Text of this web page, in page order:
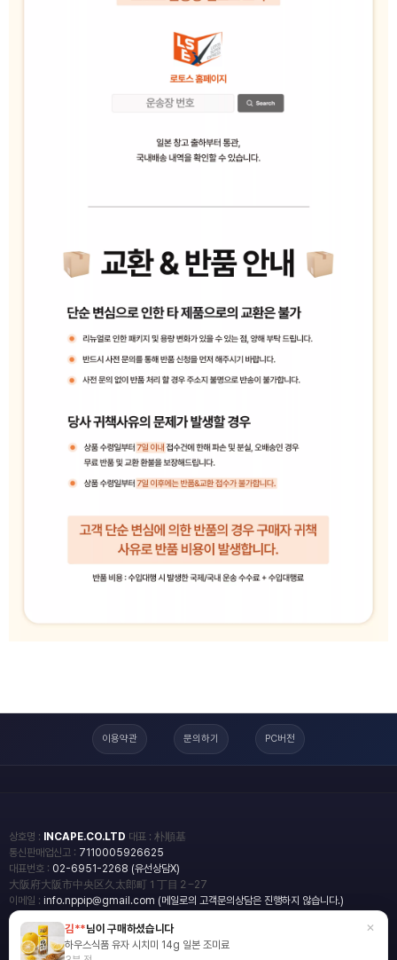
이용약관 문의하기 PC버전
상호명 : INCAPE.CO.LTD 대표 : 朴順基
통신판매업신고 : 7110005926625
대표번호 : 02-6951-2268 (유선상담X)
大阪府大阪市中央区久太郎町１丁目２−27
이메일 : info.nppip@gmail.com (메일로의 고객문의상담은 진행하지 않습니다.)
copyright
일본직구쇼핑몰 엔핍
2018 All rights reserved.
김**님이 구매하셨습니다
하우스식품 유자 시치미 14g 일본 조미료
×